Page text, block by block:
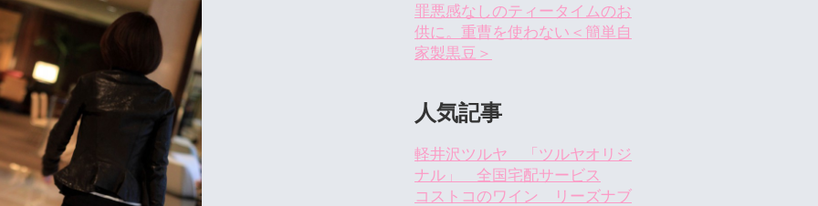
罪悪感なしのティータイムのお
供に。重曹を使わない＜簡単自
家製黒豆＞
人気記事
軽井沢ツルヤ 「ツルヤオリジ
ナル」 全国宅配サービス
コストコのワイン リーズナブ